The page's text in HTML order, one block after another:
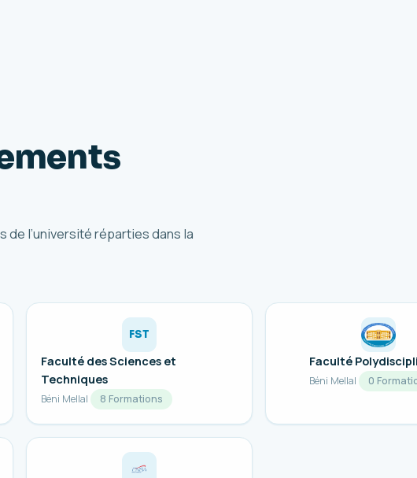
de l’université réparties dans la
FST
Faculté des Sciences et
Techniques
Béni Mellal 8 Formations
Faculté
Béni Mellal 0